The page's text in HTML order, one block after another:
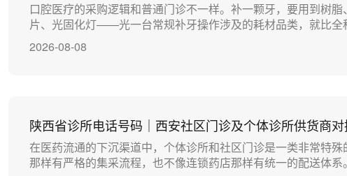
口腔医疗的采购逻辑和普通门诊不一样。补一颗牙，要用到树
片、光固化灯——光一台常规补牙操作涉及的耗材品类，就比全
2026-08-08
陕西省诊所电话号码｜西安社区门诊及个体诊所供货商
在医药流通的下沉渠道中，个体诊所和社区门诊是一类非常特
那样有严格的集采流程，也不像连锁药店那样有统一的配送体系